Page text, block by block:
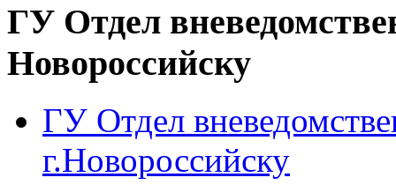
ГУ Отдел
Новороссийску
ГУ Отдел
г.Новороссийску